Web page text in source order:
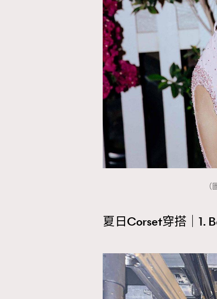
公司的私隱政策聲明。
本人願意接收新傳媒集團的最新消息及其他宣
本人的個人資料於任何推廣用途。
夏日Corset穿搭｜1.